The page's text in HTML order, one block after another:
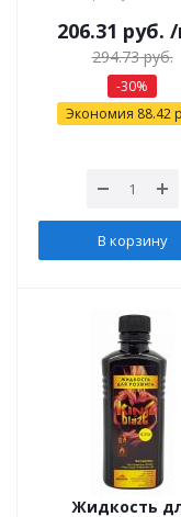
206.31 руб.
294.73руб.
-30%
Экономия 88.42
В корзину
Жидкость